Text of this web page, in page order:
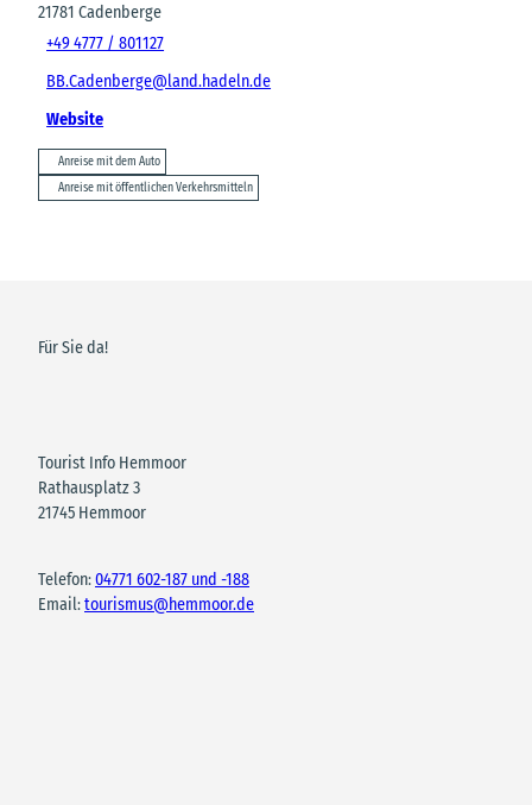
21781 Cadenberge
+49 4777 / 801127
BB.Cadenberge@land.hadeln.de
Website
Anreise mit dem Auto
Anreise mit öffentlichen Verkehrsmitteln
Für Sie da!
Tourist Info Hemmoor
Rathausplatz 3
21745 Hemmoor
Telefon:04771 602-187 und -188
Email:tourismus@hemmoor.de